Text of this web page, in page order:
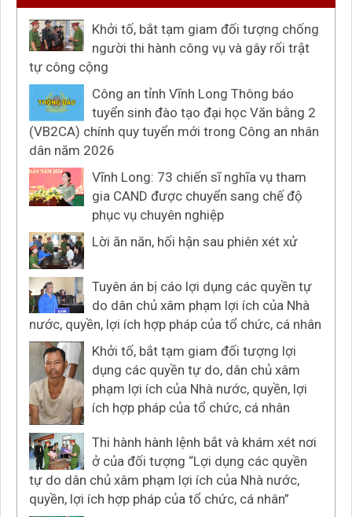
Khởi tố, bắt tạm giam đối tượng chống
người thi hành công vụ và gây rối trật
tự công cộng
Công an tỉnh Vĩnh Long Thông báo
tuyển sinh đào tạo đại học Văn bằng 2
(VB2CA) chính quy tuyển mới trong Công an nhân
dân năm 2026
Vĩnh Long: 73 chiến sĩ nghĩa vụ tham
gia CAND được chuyển sang chế độ
phục vụ chuyên nghiệp
Lời ăn năn, hối hận sau phiên xét xử
Tuyên án bị cáo lợi dụng các quyền tự
do dân chủ xâm phạm lợi ích của Nhà
nước, quyền, lợi ích hợp pháp của tổ chức, cá nhân
Khởi tố, bắt tạm giam đối tượng lợi
dụng các quyền tự do, dân chủ xâm
phạm lợi ích của Nhà nước, quyền, lợi
ích hợp pháp của tổ chức, cá nhân
Thi hành hành lệnh bắt và khám xét nơi
ở của đối tượng “Lợi dụng các quyền
tự do dân chủ xâm phạm lợi ích của Nhà nước,
quyền, lợi ích hợp pháp của tổ chức, cá nhân”